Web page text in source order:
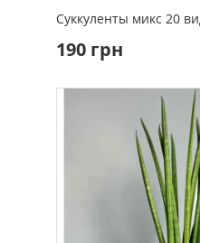
Суккуленты микс 20
190 грн